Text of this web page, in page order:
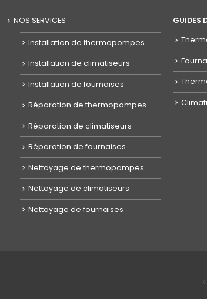
NOS SERVICES
Installation de thermopompes
Installation de climatiseurs
Installation de fournaises
Réparation de thermopompes
Réparation de climatiseurs
Réparation de fournaises
Nettoyage de thermopompes
Nettoyage de climatiseurs
Nettoyage de fournaises
GUIDES